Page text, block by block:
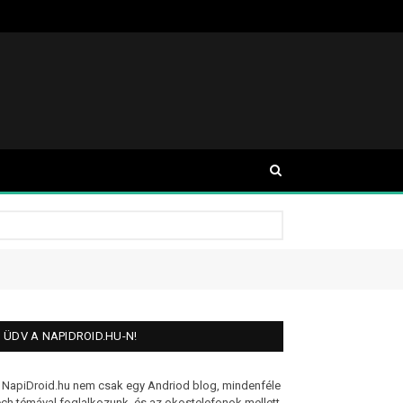
ÜDV A NAPIDROID.HU-N!
NapiDroid.hu nem csak egy Andriod blog, mindenféle